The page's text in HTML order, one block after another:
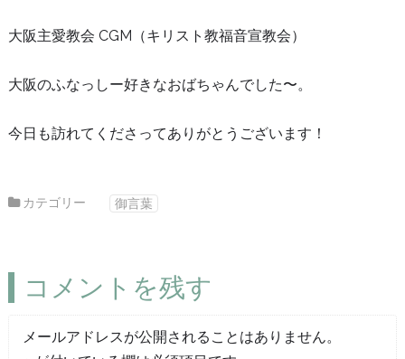
大阪主愛教会 CGM（キリスト教福音宣教会）
大阪のふなっしー好きなおばちゃんでした〜。
今日も訪れてくださってありがとうございます！
カテゴリー 御言葉
コメントを残す
メールアドレスが公開されることはありません。